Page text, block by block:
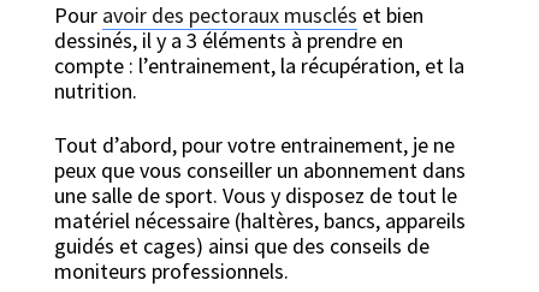
Pour avoir des pectoraux musclés et bien
dessinés, il y a 3 éléments à prendre en
compte : l’entrainement, la récupération, et la
nutrition.
Tout d’abord, pour votre entrainement, je ne
peux que vous conseiller un abonnement dans
une salle de sport. Vous y disposez de tout le
matériel nécessaire (haltères, bancs, appareils
guidés et cages) ainsi que des conseils de
moniteurs professionnels.